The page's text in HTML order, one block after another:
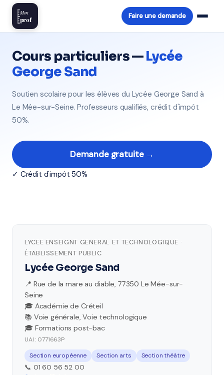
Mon
prof Faire une demande
Cours particuliers —Lycée
George Sand
Soutien scolaire pour les élèves du Lycée George Sand à
Le Mée-sur-Seine. Professeurs qualifiés, crédit d'impôt
50%.
Demande gratuite →
✓ Crédit d'impôt 50%
LYCEE ENSEIGNT GENERAL ET TECHNOLOGIQUE ·
ÉTABLISSEMENT PUBLIC
Lycée George Sand
📍 Rue de la mare au diable, 77350 Le Mée-sur-
Seine
🎓 Académie de Créteil
📚 Voie générale, Voie technologique
🎓 Formations post-bac
UAI : 0771663P
Section européenne
Section arts Section théâtre
📞 01 60 56 52 00